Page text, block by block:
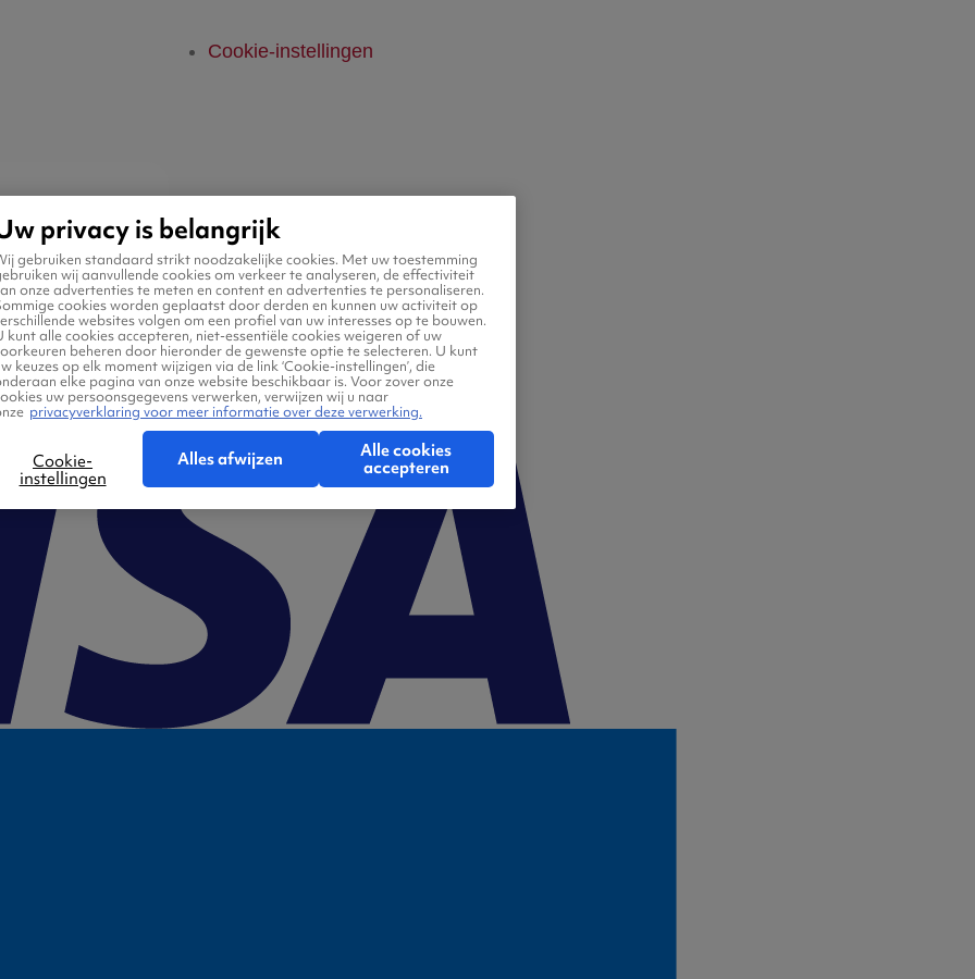
Cookie-instellingen
privacy is belangrijk
gebruiken standaard strikt noodzakelijke cookies. Met uw toestemming
wij aanvullende cookies om verkeer te analyseren, de effectiviteit
onze advertenties te meten en content en advertenties te personaliseren.
cookies worden geplaatst door derden en kunnen uw activiteit op
websites volgen om een profiel van uw interesses op te bouwen.
kunt alle cookies accepteren, niet-essentiële cookies weigeren of uw
beheren door hieronder de gewenste optie te selecteren. U kunt
keuzes op elk moment wijzigen via de link ‘Cookie-instellingen’, die
elke pagina van onze website beschikbaar is. Voor zover onze
uw persoonsgegevens verwerken, verwijzen wij u naar
privacyverklaring voor meer informatie over deze verwerking.
Cookie-
instellingen
Alles afwijzen
Alle cookies
accepteren